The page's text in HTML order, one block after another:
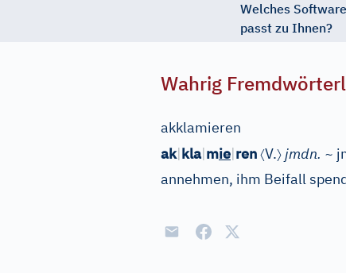
Welches
passt zu Ihnen?
Wahrig
akklamieren
ak|kla|mie|ren〈V.〉jmdn. ~
annehmen, ihm Beifall